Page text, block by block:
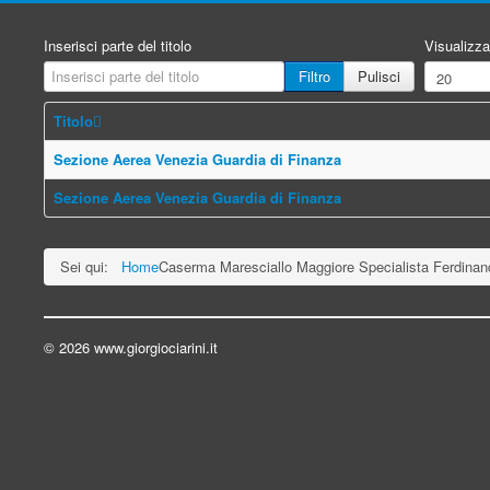
Inserisci parte del titolo
Filtro
Pulisci
Titolo
Sezione Aerea Venezia Guardia di Finanza
Sezione Aerea Venezia Guardia di Finanza
Sei qui: HomeCaserma Maresciallo Maggiore Specialista
© 2026 www.giorgiociarini.it